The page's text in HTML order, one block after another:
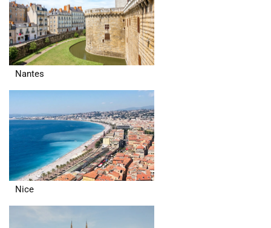
Nantes
Nice